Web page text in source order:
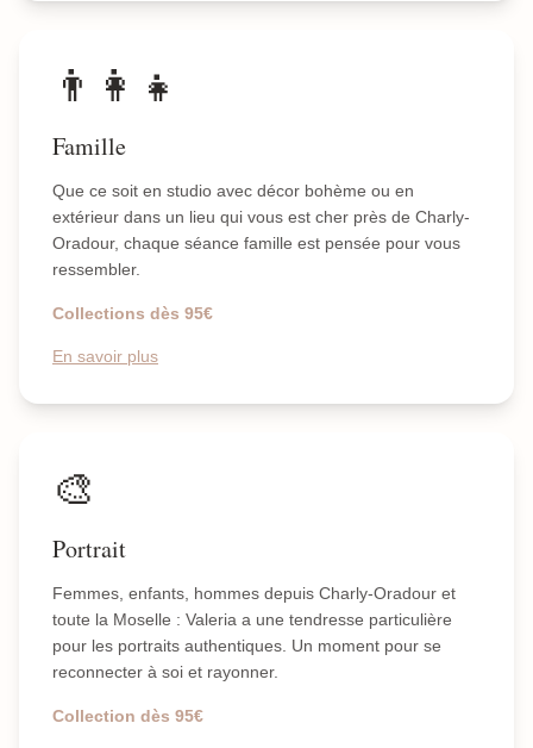
👨‍👩‍👧
Famille
Que ce soit en studio avec décor bohème ou en
extérieur dans un lieu qui vous est cher près de Charly-
Oradour, chaque séance famille est pensée pour vous
ressembler.
Collections dès 95€
En savoir plus
🎨
Portrait
Femmes, enfants, hommes depuis Charly-Oradour et
toute la Moselle : Valeria a une tendresse particulière
pour les portraits authentiques. Un moment pour se
reconnecter à soi et rayonner.
Collection dès 95€